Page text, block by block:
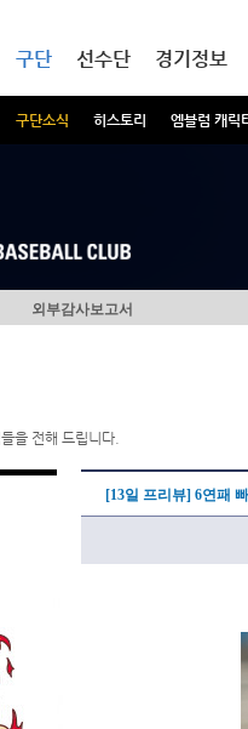
구단
구단소식 히스토리 엠블럼 캐릭
선수단 경기정보
외부감사보고서
을 전해 드립니다.
[13일 프리뷰] 6연패